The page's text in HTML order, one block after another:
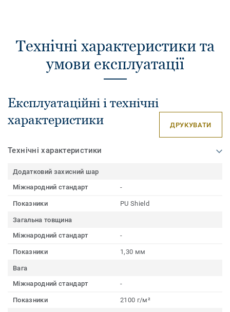
Технічні характеристики та
умови експлуатації
Експлуатаційні і технічні
характеристики
ДРУКУВАТИ
Технічні характеристики
Додатковий захисний шар
Міжнародний стандарт
-
Показники PU Shield
Загальна товщина
Міжнародний стандарт
-
Показники 1,30 мм
Вага
Міжнародний стандарт
-
Показники 2100 г/м²